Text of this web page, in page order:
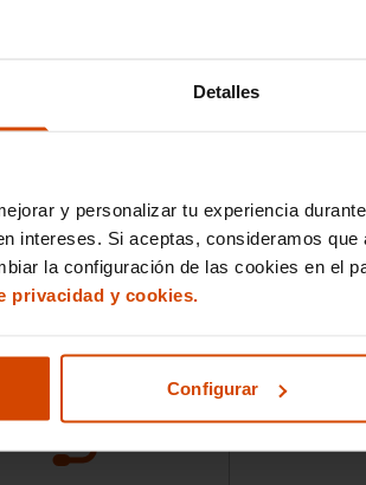
Detalles
y personalizar tu experiencia
intereses. Si aceptas, consideramos
la configuración de las cookies en el
privacidad y cookies.
Configurar
km
Quart de Poblet